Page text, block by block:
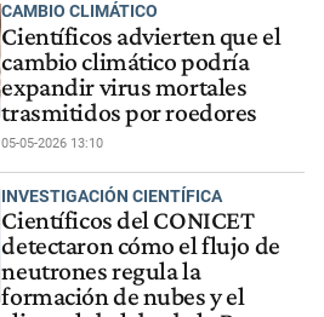
CAMBIO CLIMÁTICO
Científicos advierten que el
cambio climático podría
expandir virus mortales
trasmitidos por roedores
05-05-2026 13:10
INVESTIGACIÓN CIENTÍFICA
Científicos del CONICET
detectaron cómo el flujo de
neutrones regula la
formación de nubes y el